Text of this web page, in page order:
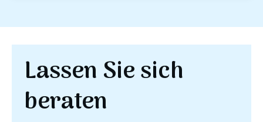
Lassen Sie sich
beraten